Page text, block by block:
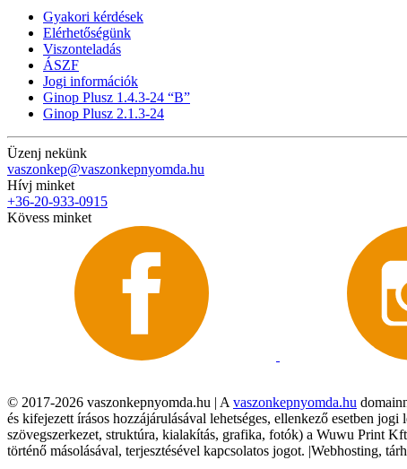
Gyakori kérdések
Elérhetőségünk
Viszonteladás
ÁSZF
Jogi információk
Ginop Plusz 1.4.3-24 “B”
Ginop Plusz 2.1.3-24
Üzenj nekünk
vaszonkep@vaszonkepnyomda.hu
Hívj minket
+36-20-933-0915
Kövess minket
© 2017-2026 vaszonkepnyomda.hu | A vaszonkepnyomda.hu
és kifejezett írásos hozzájárulásával lehetséges, ellenkező esetben
szövegszerkezet, struktúra, kialakítás, grafika, fotók) a Wuwu Print
történő másolásával, terjesztésével kapcsolatos jogot. |Webhosting,